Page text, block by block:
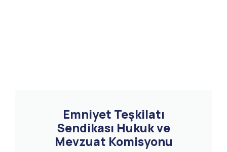
Emniyet Teşkilatı
Sendikası Hukuk ve
Mevzuat Komisyonu